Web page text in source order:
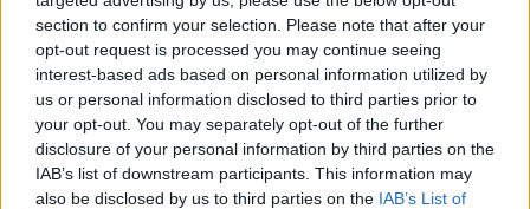
section to confirm your selection. Please note that after your
opt-out request is processed you may continue seeing
interest-based ads based on personal information utilized by
us or personal information disclosed to third parties prior to
your opt-out. You may separately opt-out of the further
disclosure of your personal information by third parties on the
IAB’s list of downstream participants. This information may
also be disclosed by us to third parties on the IAB’s List of
srušene zidove oko njega. Taj ga je pogled probo više od
bilo kakve uvrede, jer je dobro poznavao tu udaljenost
između svjetova. Penjao se po njoj krvavim rukama. Gradio
je tornjeve kako bi dokazao da više nije dječak iz te kuće.
Ipak, toranj u njemu ostao je prazan.